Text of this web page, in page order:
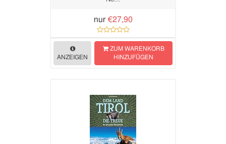
nur €27,90
ANZEIGEN
ZUM WARENKORB
HINZUFÜGEN